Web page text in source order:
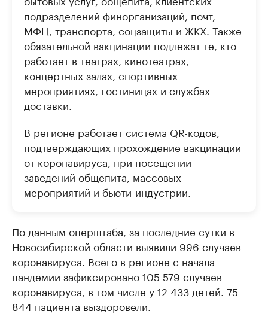
подразделений финорганизаций, почт,
МФЦ, транспорта, соцзащиты и ЖКХ. Также
обязательной вакцинации подлежат те, кто
работает в театрах, кинотеатрах,
концертных залах, спортивных
мероприятиях, гостиницах и службах
доставки.
В регионе работает система QR-кодов,
подтверждающих прохождение вакцинации
от коронавируса, при посещении
заведений общепита, массовых
мероприятий и бьюти-индустрии.
По данным оперштаба, за последние сутки в
Новосибирской области выявили 996 случаев
коронавируса. Всего в регионе с начала
пандемии зафиксировано 105 579 случаев
коронавируса, в том числе у 12 433 детей. 75
844 пациента выздоровели.